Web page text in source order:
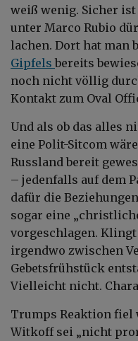
weiß wenig. Sicher
unter Marco Rubio
lachen. Dort hat man
Gipfels bereits
noch nicht völlig
Kontakt zum Oval
Und als ob das alles
eine Polit-Sitcom
Russland bereit
– jedenfalls auf dem
dafür die
sogar eine
vorgeschlagen.
irgendwo zwischen
Gebetsfrühstück
Vielleicht nicht.
Trumps Reaktion fiel
Witkoff sei „nicht